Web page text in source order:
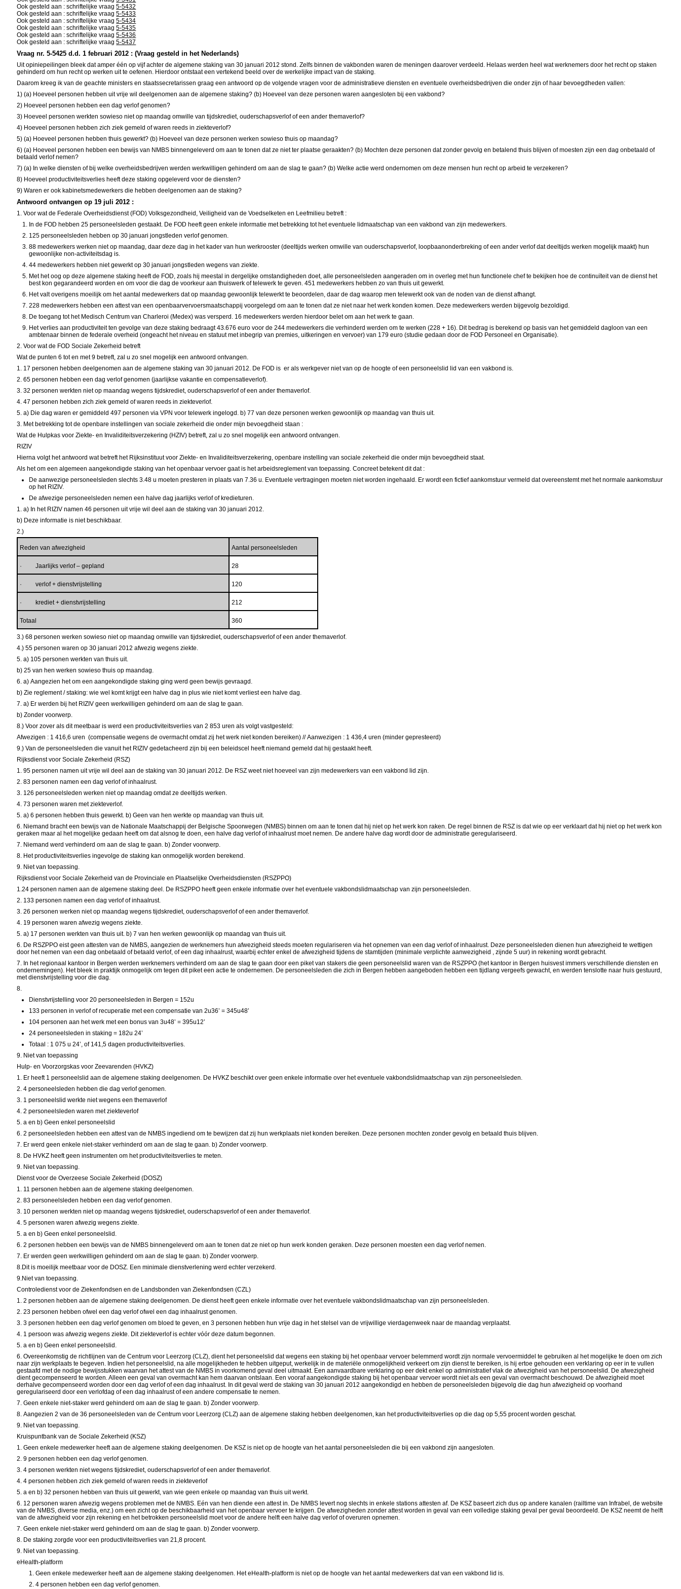
Ook gesteld aan : schriftelijke vraag5-5432
Ook gesteld aan : schriftelijke vraag5-5433
Ook gesteld aan : schriftelijke vraag5-5434
Ook gesteld aan : schriftelijke vraag5-5435
Ook gesteld aan : schriftelijke vraag5-5436
Ook gesteld aan : schriftelijke vraag5-5437
Vraag nr. 5-5425 d.d. 1 februari 2012 : (Vraag gesteld in het Nederlands)
Uit opiniepeilingen bleek dat amper één op vijf achter de algemene staking van 30 januari 2012 stond. Zelfs binnen de vakbonden waren de meningen daarover verdeeld. Helaas werden heel wat werknemers door het recht op staken
gehinderd om hun recht op werken uit te oefenen. Hierdoor ontstaat een vertekend beeld over de werkelijke impact van de staking.
Daarom kreeg ik van de geachte ministers en staatssecretarissen graag een antwoord op de volgende vragen voor de administratieve diensten en eventuele overheidsbedrijven die onder zijn of haar bevoegdheden vallen:
1) (a) Hoeveel personen hebben uit vrije wil deelgenomen aan de algemene staking? (b) Hoeveel van deze personen waren aangesloten bij een vakbond?
2) Hoeveel personen hebben een dag verlof genomen?
3) Hoeveel personen werkten sowieso niet op maandag omwille van tijdskrediet, ouderschapsverlof of een ander themaverlof?
4) Hoeveel personen hebben zich ziek gemeld of waren reeds in ziekteverlof?
5) (a) Hoeveel personen hebben thuis gewerkt? (b) Hoeveel van deze personen werken sowieso thuis op maandag?
6) (a) Hoeveel personen hebben een bewijs van NMBS binnengeleverd om aan te tonen dat ze niet ter plaatse geraakten? (b) Mochten deze personen dat zonder gevolg en betalend thuis blijven of moesten zijn een dag onbetaald of
betaald verlof nemen?
7) (a) In welke diensten of bij welke overheidsbedrijven werden werkwilligen gehinderd om aan de slag te gaan? (b) Welke actie werd ondernomen om deze mensen hun recht op arbeid te verzekeren?
8) Hoeveel productiviteitsverlies heeft deze staking opgeleverd voor de diensten?
9) Waren er ook kabinetsmedewerkers die hebben deelgenomen aan de staking?
Antwoord ontvangen op 19 juli 2012 :
1. Voor wat de Federale Overheidsdienst (FOD) Volksgezondheid, Veiligheid van de Voedselketen en Leefmilieu betreft :
In de FOD hebben 25 personeelsleden gestaakt. De FOD heeft geen enkele informatie met betrekking tot het eventuele lidmaatschap van een vakbond van zijn medewerkers.
125 personeelsleden hebben op 30 januari jongstleden verlof genomen.
88 medewerkers werken niet op maandag, daar deze dag in het kader van hun werkrooster (deeltijds werken omwille van ouderschapsverlof, loopbaanonderbreking of een ander verlof dat deeltijds werken mogelijk maakt) hun
gewoonlijke non-activiteitsdag is.
44 medewerkers hebben niet gewerkt op 30 januari jongstleden wegens van ziekte.
Met het oog op deze algemene staking heeft de FOD, zoals hij meestal in dergelijke omstandigheden doet, alle personeelsleden aangeraden om in overleg met hun functionele chef te bekijken hoe de continuïteit van de dienst het
best kon gegarandeerd worden en om voor die dag de voorkeur aan thuiswerk of telewerk te geven. 451 medewerkers hebben zo van thuis uit gewerkt.
Het valt overigens moeilijk om het aantal medewerkers dat op maandag gewoonlijk telewerkt te beoordelen, daar de dag waarop men telewerkt ook van de noden van de dienst afhangt.
228 medewerkers hebben een attest van een openbaarvervoersmaatschappij voorgelegd om aan te tonen dat ze niet naar het werk konden komen. Deze medewerkers werden bijgevolg bezoldigd.
De toegang tot het Medisch Centrum van Charleroi (Medex) was versperd. 16 medewerkers werden hierdoor belet om aan het werk te gaan.
Het verlies aan productiviteit ten gevolge van deze staking bedraagt 43.676 euro voor de 244 medewerkers die verhinderd werden om te werken (228 + 16). Dit bedrag is berekend op basis van het gemiddeld dagloon van een
ambtenaar binnen de federale overheid(ongeacht het niveau en statuut met inbegrip van premies, uitkeringen en vervoer) van 179 euro (studie gedaan door de FOD Personeel en Organisatie).
2. Voor wat de FOD Sociale Zekerheid betreft
Wat depunten 6 tot en met 9 betreft, zal u zo snel mogelijk een antwoord ontvangen.
1. 17 personen hebben deelgenomen aan de algemene staking van 30 januari 2012. De FOD is er als werkgever niet van op de hoogte of een personeelslid lid van een vakbond is.
2. 65 personen hebben een dag verlof genomen (jaarlijkse vakantie en compensatieverlof).
3. 32 personen werkten niet op maandag wegens tijdskrediet, ouderschapsverlof of een ander themaverlof.
4. 47 personen hebben zich ziek gemeld of waren reeds in ziekteverlof.
5. a) Die dag waren er gemiddeld 497 personen via VPN voor telewerk ingelogd. b) 77 van deze personen werken gewoonlijk op maandag van thuis uit.
3. Met betrekking tot de openbare instellingen van sociale zekerheid die onder mijn bevoegdheid staan :
Wat de Hulpkas voor Ziekte- en Invaliditeitsverzekering (HZIV) betreft, zal u zo snel mogelijk een antwoord ontvangen.
RIZIV
Hierna volgt het antwoord wat betreft het Rijksinstituut voor Ziekte- en Invaliditeitsverzekering, openbare instelling van sociale zekerheid die onder mijn bevoegdheid staat.
Als het om een algemeen aangekondigde staking van het openbaar vervoer gaat is het arbeidsreglement van toepassing. Concreet betekent dit dat :
De aanwezige personeelsleden slechts 3.48 u moeten presteren in plaats van 7.36 u. Eventuele vertragingen moeten niet worden ingehaald. Er wordt een fictief aankomstuur vermeld dat overeenstemt met het normale aankomstuur
op het RIZIV.
De afwezige personeelsleden nemen een halve dag jaarlijks verlof of kredieturen.
1. a) In het RIZIV namen 46 personen uit vrije wil deel aan de staking van 30 januari 2012.
b) Deze informatie is niet beschikbaar.
2.)
Reden van afwezigheid Aantal personeelsleden
· Jaarlijks verlof – gepland 28
· verlof + dienstvrijstelling 120
· krediet + dienstvrijstelling 212
Totaal 360
3.) 68 personen werken sowieso niet op maandag omwille van tijdskrediet, ouderschapsverlof of een ander themaverlof.
4.) 55 personen waren op 30 januari 2012 afwezig wegens ziekte.
5. a) 105 personen werkten van thuis uit.
b) 25 van hen werken sowieso thuis op maandag.
6. a) Aangezien het om een aangekondigde staking ging werd geen bewijs gevraagd.
b) Zie reglement / staking: wie wel komt krijgt een halve dag in plus wie niet komt verliest een halve dag.
7. a) Er werden bij het RIZIV geen werkwilligen gehinderd om aan de slag te gaan.
b) Zonder voorwerp.
8.) Voor zover als dit meetbaar is werd een productiviteitsverlies van 2 853 uren als volgt vastgesteld:
Afwezigen : 1 416,6 uren (compensatie wegens de overmacht omdat zij het werk niet konden bereiken) //Aanwezigen : 1 436,4 uren (minder gepresteerd)
9.) Van de personeelsleden die vanuit het RIZIV gedetacheerd zijn bij een beleidscel heeft niemand gemeld dat hij gestaakt heeft.
Rijksdienst voor Sociale Zekerheid (RSZ)
1. 95 personen namen uit vrije wil deel aan de staking van 30 januari 2012. De RSZ weet niet hoeveel van zijn medewerkers van een vakbond lid zijn.
2. 83 personen namen een dag verlof of inhaalrust.
3. 126 personeelsleden werken niet op maandag omdat ze deeltijds werken.
4. 73 personen waren met ziekteverlof.
5. a) 6 personen hebben thuis gewerkt. b) Geen van hen werkte op maandag van thuis uit.
6. Niemand bracht een bewijs van de Nationale Maatschappij der Belgische Spoorwegen (NMBS) binnen om aan te tonen dat hij niet op het werk kon raken. De regel binnen de RSZ is dat wie op eer verklaart dat hij niet op het werk kon
geraken maar al het mogelijke gedaan heeft om dat alsnog te doen, een halve dag verlof of inhaalrust moet nemen. De andere halve dag wordt door de administratie geregulariseerd.
7. Niemand werd verhinderd om aan de slag te gaan. b) Zonder voorwerp.
8. Het productiviteitsverlies ingevolge de staking kan onmogelijk worden berekend.
9. Niet van toepassing.
Rijksdienst voor Sociale Zekerheid van de Provinciale en Plaatselijke Overheidsdiensten (RSZPPO)
1.24 personen namen aan de algemene staking deel. De RSZPPO heeft geen enkele informatie over het eventuele vakbondslidmaatschap van zijn personeelsleden.
2. 133 personen namen een dag verlof of inhaalrust.
3. 26 personen werken niet op maandag wegens tijdskrediet, ouderschapsverlof of een ander themaverlof.
4. 19 personen waren afwezig wegens ziekte.
5. a) 17 personen werkten van thuis uit. b) 7 van hen werken gewoonlijk op maandag van thuis uit.
6. De RSZPPO eist geen attesten van de NMBS, aangezien de werknemers hun afwezigheid steeds moeten regulariseren via het opnemen van een dag verlof of inhaalrust. Deze personeelsleden dienen hun afwezigheid te wettigen
door het nemen van een dag onbetaald of betaald verlof, of een dag inhaalrust, waarbij echter enkel de afwezigheid tijdens de stamtijden (minimale verplichte aanwezigheid , zijnde 5 uur) in rekening wordt gebracht.
7. In het regionaal kantoor in Bergen werden werknemers verhinderd om aan de slag te gaan door een piket van stakers die geen personeelslid waren van de RSZPPO (het kantoor in Bergen huisvest immers verschillende diensten en
ondernemingen). Het bleek in praktijk onmogelijk om tegen dit piket een actie te ondernemen. De personeelsleden die zich in Bergen hebben aangeboden hebben een tijdlang vergeefs gewacht, en werden tenslotte naar huis gestuurd,
met dienstvrijstelling voor die dag.
8.
Dienstvrijstelling voor 20 personeelsleden in Bergen = 152u
133 personen in verlof of recuperatie met een compensatie van 2u36’ = 345u48’
104 personen aan het werk met een bonus van 3u48’ = 395u12’
24 personeelsleden in staking = 182u 24’
Totaal : 1 075 u 24’, of 141,5 dagen productiviteitsverlies.
9. Niet van toepassing
Hulp- en Voorzorgskas voor Zeevarenden (HVKZ)
1. Er heeft 1 personeelslid aan de algemene staking deelgenomen. De HVKZ beschikt over geen enkele informatie over het eventuele vakbondslidmaatschap van zijn personeelsleden.
2. 4 personeelsleden hebben die dag verlof genomen.
3. 1 personeelslid werkte niet wegens een themaverlof
4. 2 personeelsleden waren met ziekteverlof
5. a en b) Geen enkel personeelslid
6. 2 personeelsleden hebben een attest van de NMBS ingediend om te bewijzen dat zij hun werkplaats niet konden bereiken. Deze personen mochten zonder gevolg en betaald thuis blijven.
7. Er werd geen enkele niet-staker verhinderd om aan de slag te gaan. b) Zonder voorwerp.
8. De HVKZ heeft geen instrumenten om het productiviteitsverlies te meten.
9. Niet van toepassing.
Dienst voor de Overzeese Sociale Zekerheid (DOSZ)
1. 11 personen hebben aan de algemene staking deelgenomen.
2. 83 personeelsleden hebben een dag verlof genomen.
3. 10 personen werkten niet op maandag wegens tijdskrediet, ouderschapsverlof of een ander themaverlof.
4. 5 personen waren afwezig wegens ziekte.
5. a en b) Geen enkel personeelslid.
6. 2 personen hebben een bewijs van de NMBS binnengeleverd om aan te tonen dat ze niet op hun werk konden geraken. Deze personen moesten een dag verlof nemen.
7. Er werden geen werkwilligen gehinderd om aan de slag te gaan. b) Zonder voorwerp.
8.Dit is moeilijk meetbaar voor de DOSZ. Een minimale dienstverlening werd echter verzekerd.
9.Niet van toepassing.
Controledienst voor de Ziekenfondsen en de Landsbonden van Ziekenfondsen (CZL)
1. 2 personen hebben aan de algemene staking deelgenomen. De dienst heeft geen enkele informatie over het eventuele vakbondslidmaatschap van zijn personeelsleden.
2. 23 personen hebben ofwel een dag verlof ofwel een dag inhaalrust genomen.
3. 3 personen hebben een dag verlof genomen om bloed te geven, en 3 personen hebben hun vrije dag in het stelsel van de vrijwillige vierdagenweek naar de maandag verplaatst.
4. 1 persoon was afwezig wegens ziekte. Dit ziekteverlof is echter vóór deze datum begonnen.
5. a en b) Geen enkel personeelslid.
6. Overeenkomstig de richtlijnen van deCentrum voor Leerzorg (CLZ), dient het personeelslid dat wegens een staking bij het openbaar vervoer belemmerd wordt zijn normale vervoermiddel te gebruiken al het mogelijke te doen om zich
naar zijn werkplaats te begeven. Indien het personeelslid, na alle mogelijkheden te hebben uitgeput, werkelijk in de materiële onmogelijkheid verkeert om zijn dienst te bereiken, is hij ertoe gehouden een verklaring op eer in te vullen
gestaafd met de nodige bewijsstukken waarvan het attest van de NMBS in voorkomend geval deel uitmaakt. Een aanvaardbare verklaring op eer dekt enkel op administratief vlak de afwezigheid van het personeelslid. De afwezigheid
dient gecompenseerd te worden. Alleen een geval van overmacht kan hem daarvan ontslaan. Een vooraf aangekondigde staking bij het openbaar vervoer wordt niet als een geval van overmacht beschouwd. De afwezigheid moet
derhalve gecompenseerd worden door een dag verlof of een dag inhaalrust. In dit geval werd de staking van 30 januari 2012 aangekondigd en hebben de personeelsleden bijgevolg die dag hun afwezigheid op voorhand
geregulariseerd door een verlofdag of een dag inhaalrust of een andere compensatie te nemen.
7. Geen enkele niet-staker werd gehinderd om aan de slag te gaan. b) Zonder voorwerp.
8. Aangezien 2 van de 36 personeelsleden van deCentrum voor Leerzorg (CLZ) aan de algemene staking hebben deelgenomen, kan het productiviteitsverlies op die dag op 5,55 procent worden geschat.
9. Niet van toepassing.
Kruispuntbank van de Sociale Zekerheid (KSZ)
1. Geen enkele medewerker heeft aan de algemene staking deelgenomen. De KSZ is niet op de hoogte van het aantal personeelsleden die bij een vakbond zijn aangesloten.
2. 9 personen hebben een dag verlof genomen.
3. 4 personen werkten niet wegens tijdskrediet, ouderschapsverlof of een ander themaverlof.
4. 4 personen hebben zich ziek gemeld of waren reeds in ziekteverlof
5. a en b) 32 personen hebben van thuis uit gewerkt, van wie geen enkele op maandag van thuis uit werkt.
6. 12 personen waren afwezig wegens problemen met de NMBS. Eén van hen diende een attest in. De NMBS levert nog slechts in enkele stations attesten af. De KSZ baseert zich dus op andere kanalen (railtime van Infrabel, de website
van de NMBS, diverse media, enz.) om een zicht op de beschikbaarheid van het openbaar vervoer te krijgen. De afwezigheden zonder attest worden in geval van een volledige staking geval per geval beoordeeld. De KSZ neemt de helft
van de afwezigheid voor zijn rekening en het betrokken personeelslid moet voor de andere helft een halve dag verlof of overuren opnemen.
7. Geen enkele niet-staker werd gehinderd om aan de slag te gaan. b) Zonder voorwerp.
8. De staking zorgde voor een productiviteitsverlies van 21,8 procent.
9. Niet van toepassing.
eHealth-platform
1. Geen enkele medewerker heeft aan de algemene staking deelgenomen. Het eHealth-platformis niet op de hoogte van het aantal medewerkers dat van een vakbond lid is.
2. 4 personen hebben een dag verlof genomen.